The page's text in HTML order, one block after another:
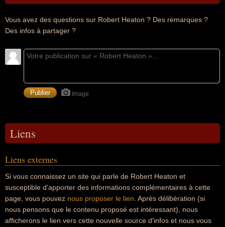
Vous avez des questions sur Robert Heaton ? Des remarques ?
Des infos à partager ?
Image
Liens
Liens externes
Si vous connaissez un site qui parle de Robert Heaton et
susceptible d'apporter des informations complémentaires à cette
page, vous pouvez nous proposer le lien . Après délibération (si
nous pensons que le contenu proposé est intéressant), nous
afficherons le lien vers cette nouvelle source d'infos et nous vous